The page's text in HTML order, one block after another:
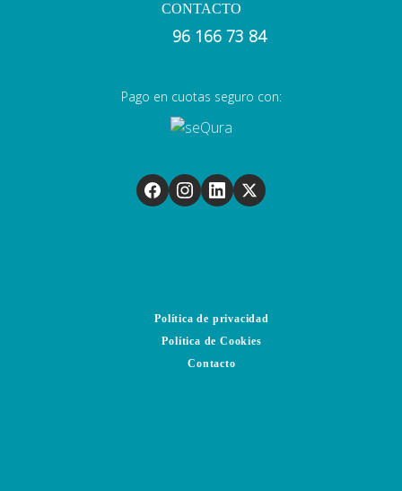
CONTACTO
96 166 73 84
Pago en cuotas seguro con:
Política de privacidad
Política de Cookies
Contacto